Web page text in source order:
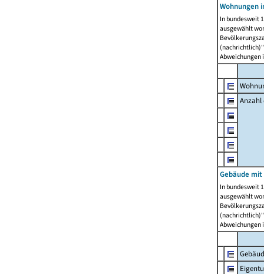
Wohnungen
In bundesweit
ausgewählt
Abweichungen
Anzahl
Gebäude
In bundesweit
ausgewählt
Abweichungen